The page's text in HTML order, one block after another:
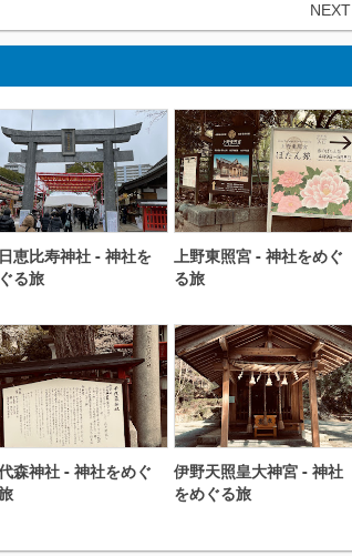
NEXT
恵比寿神社 - 神社を
る旅
上野東照宮 - 神社をめぐ
る旅
森神社 - 神社をめぐ
伊野天照皇大神宮 - 神社
をめぐる旅